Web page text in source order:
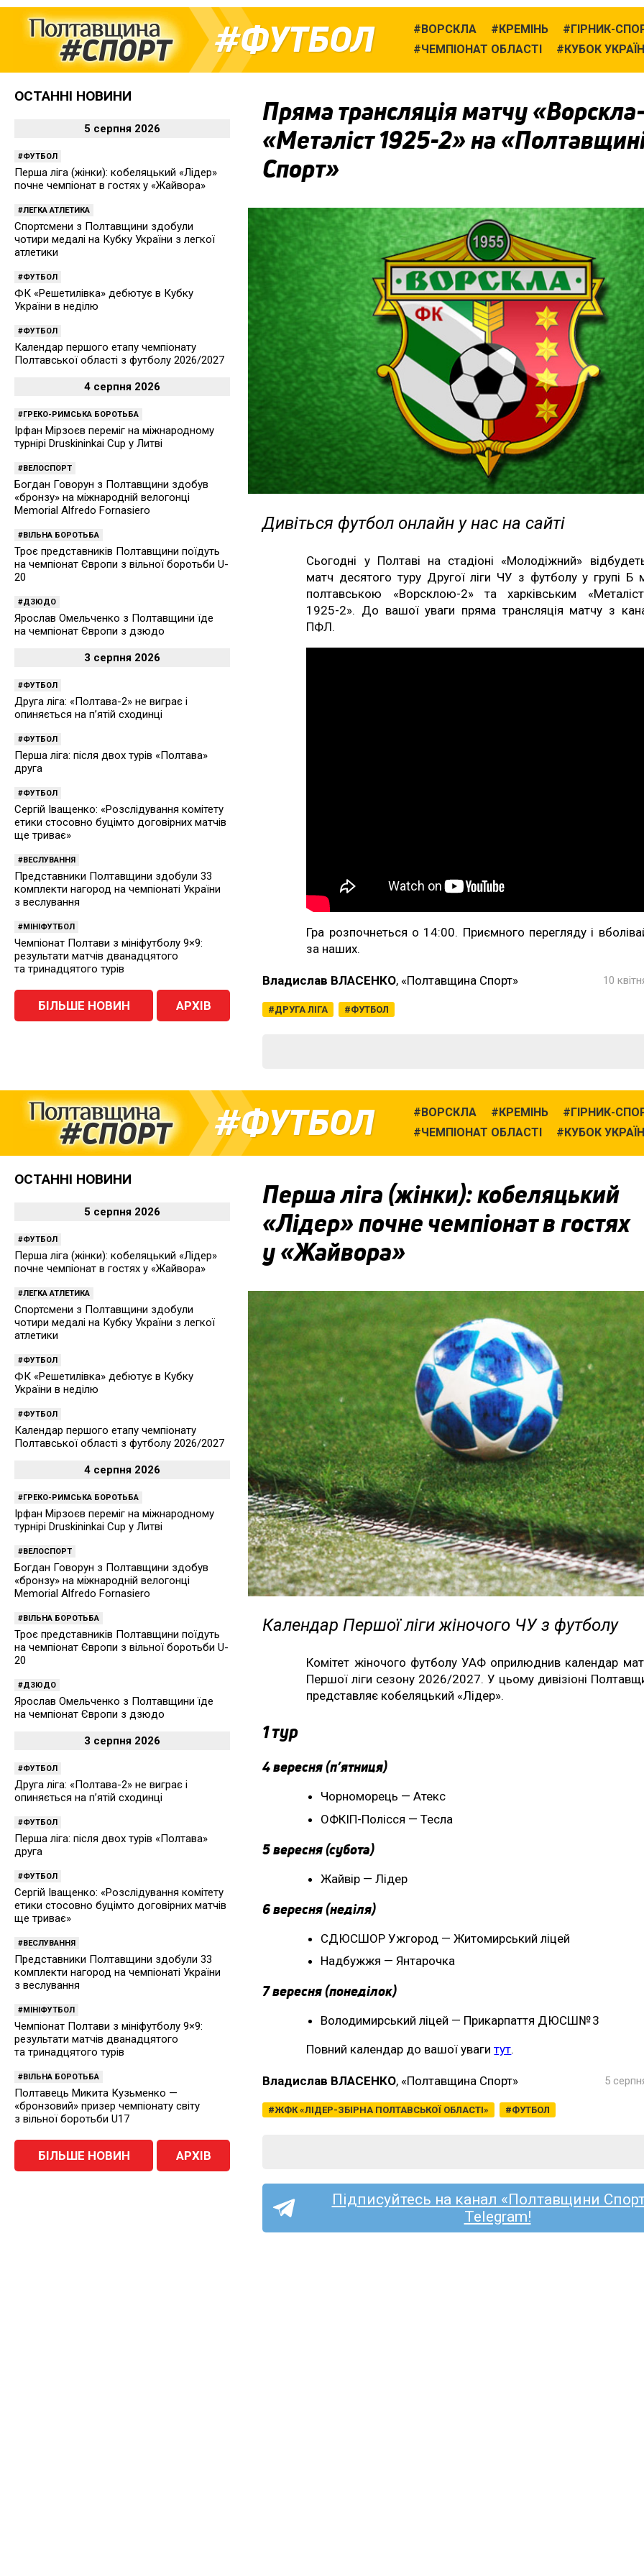
ФУТБОЛ ВОРСКЛА КРЕМІНЬ
ГІРНИК-
ЧЕМПІОНАТ ОБЛАСТІ
КУБОК
Пряма трансляція матчу
«Металіст 1925-2» на
Спорт»
Дивіться футбол онлайн у нас на сайті
Сьогодні у Полтаві на стадіоні «Молодіжний»
матч десятого туру Другої ліги ЧУ з футболу у групі Б
полтавською «Ворсклою-2» та харківським
1925-2». До вашої уваги пряма трансляція матчу з
ПФЛ.
Гра розпочнеться о 14:00. Приємного перегляду і
за наших.
Владислав ВЛАСЕНКО, «Полтавщина Спорт»
ДРУГА ЛІГА ФУТБОЛ
10
ОСТАННІ НОВИНИ
5 серпня 2026
ФУТБОЛ
Перша ліга (жінки): кобеляцький «Лідер»
почне чемпіонат в гостях у «Жайвора»
ЛЕГКА АТЛЕТИКА
Спортсмени з Полтавщини здобули
чотири медалі на Кубку України з легкої
атлетики
ФУТБОЛ
ФК «Решетилівка» дебютує в Кубку
України в неділю
ФУТБОЛ
Календар першого етапу чемпіонату
Полтавської області з футболу 2026/2027
4 серпня 2026
ГРЕКО-РИМСЬКА БОРОТЬБА
Ірфан Мірзоєв переміг на міжнародному
турнірі Druskininkai Cup у Литві
ВЕЛОСПОРТ
Богдан Говорун з Полтавщини здобув
«бронзу» на міжнародній велогонці
Memorial Alfredo Fornasiero
ВІЛЬНА БОРОТЬБА
Троє представників Полтавщини поїдуть
на чемпіонат Європи з вільної боротьби U-
20
ДЗЮДО
Ярослав Омельченко з Полтавщини їде
на чемпіонат Європи з дзюдо
3 серпня 2026
ФУТБОЛ
Друга ліга: «Полтава-2» не виграє і
опиняється на п’ятій сходинці
ФУТБОЛ
Перша ліга: після двох турів «Полтава»
друга
ФУТБОЛ
Сергій Іващенко: «Розслідування комітету
етики стосовно буцімто договірних матчів
ще триває»
ВЕСЛУВАННЯ
Представники Полтавщини здобули 33
комплекти нагород на чемпіонаті України
з веслування
МІНІФУТБОЛ
Чемпіонат Полтави з мініфутболу 9×9:
результати матчів дванадцятого
та тринадцятого турів
БІЛЬШЕ НОВИН АРХІВ
ФУТБОЛ ВОРСКЛА КРЕМІНЬ
ГІРНИК-
ЧЕМПІОНАТ ОБЛАСТІ
КУБОК
Перша ліга (жінки): кобеляцький
«Лідер» почне чемпіонат в гостях
у «Жайвора»
Календар Першої ліги жіночого ЧУ з футболу
Комітет жіночого футболу УАФ оприлюднив календар
Першої ліги сезону 2026/2027. У цьому дивізіоні
представляє кобеляцький «Лідер».
1 тур
4 вересня (п’ятниця)
Чорноморець — Атекс
ОФКІП-Полісся — Тесла
5 вересня (субота)
Жайвір — Лідер
6 вересня (неділя)
СДЮСШОР Ужгород — Житомирський ліцей
Надбужжя — Янтарочка
7 вересня (понеділок)
Володимирський ліцей — Прикарпаття ДЮСШ№ 3
Повний календар до вашої увагитут.
Владислав ВЛАСЕНКО, «Полтавщина Спорт»
ЖФК «ЛІДЕР-ЗБІРНА ПОЛТАВСЬКОЇ ОБЛАСТІ» ФУТБОЛ
5
Підписуйтесь на канал «Полтавщини
Telegram!
ОСТАННІ НОВИНИ
5 серпня 2026
ФУТБОЛ
Перша ліга (жінки): кобеляцький «Лідер»
почне чемпіонат в гостях у «Жайвора»
ЛЕГКА АТЛЕТИКА
Спортсмени з Полтавщини здобули
чотири медалі на Кубку України з легкої
атлетики
ФУТБОЛ
ФК «Решетилівка» дебютує в Кубку
України в неділю
ФУТБОЛ
Календар першого етапу чемпіонату
Полтавської області з футболу 2026/2027
4 серпня 2026
ГРЕКО-РИМСЬКА БОРОТЬБА
Ірфан Мірзоєв переміг на міжнародному
турнірі Druskininkai Cup у Литві
ВЕЛОСПОРТ
Богдан Говорун з Полтавщини здобув
«бронзу» на міжнародній велогонці
Memorial Alfredo Fornasiero
ВІЛЬНА БОРОТЬБА
Троє представників Полтавщини поїдуть
на чемпіонат Європи з вільної боротьби U-
20
ДЗЮДО
Ярослав Омельченко з Полтавщини їде
на чемпіонат Європи з дзюдо
3 серпня 2026
ФУТБОЛ
Друга ліга: «Полтава-2» не виграє і
опиняється на п’ятій сходинці
ФУТБОЛ
Перша ліга: після двох турів «Полтава»
друга
ФУТБОЛ
Сергій Іващенко: «Розслідування комітету
етики стосовно буцімто договірних матчів
ще триває»
ВЕСЛУВАННЯ
Представники Полтавщини здобули 33
комплекти нагород на чемпіонаті України
з веслування
МІНІФУТБОЛ
Чемпіонат Полтави з мініфутболу 9×9:
результати матчів дванадцятого
та тринадцятого турів
ВІЛЬНА БОРОТЬБА
Полтавець Микита Кузьменко —
«бронзовий» призер чемпіонату світу
з вільної боротьби U17
БІЛЬШЕ НОВИН АРХІВ